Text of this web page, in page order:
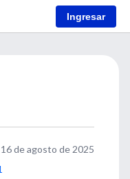
Ingresar
de agosto de 2025